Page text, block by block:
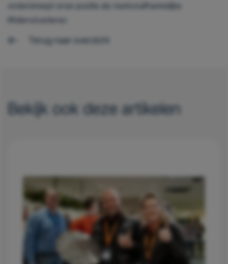
onderstreept onze positie als merkonafhankelijke
liftdienstverlener.
Terug naar overzicht
Bekijk ook deze artikelen